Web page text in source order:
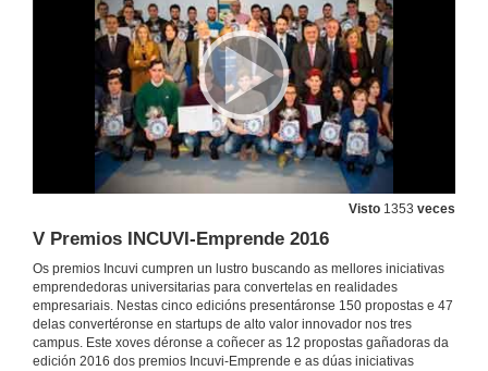
Visto 1353 veces
V Premios INCUVI-Emprende 2016
Os premios Incuvi cumpren un lustro buscando as mellores iniciativas
emprendedoras universitarias para convertelas en realidades
empresariais. Nestas cinco edicións presentáronse 150 propostas e 47
delas convertéronse en startups de alto valor innovador nos tres
campus. Este xoves déronse a coñecer as 12 propostas gañadoras da
edición 2016 dos premios Incuvi-Emprende e as dúas iniciativas